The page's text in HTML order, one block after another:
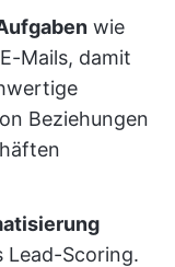
wie
Mails, damit
Beziehungen
Lead-Scoring.